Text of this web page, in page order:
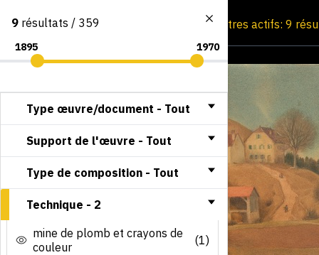
Consultation par image Filtres actifs: 9
9 résultats / 359
Type œuvre/document - Tout
Support de l'œuvre - Tout
Type de composition - Tout
Technique - 2
mine de plomb et crayons de
couleur
(1)